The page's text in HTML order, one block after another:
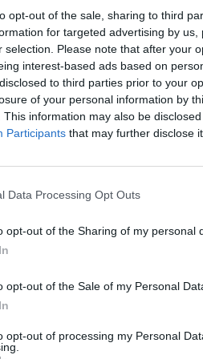
opt-out of the sale, sharing to third
for targeted advertising by
selection. Please note that after your
interest-based ads based on
to third parties prior to your
of your personal information by
This information may also be
Participants that may further disclose
Data Processing Opt Outs
opt-out of the Sharing of my personal
opt-out of the Sale of my Personal
opt-out of processing my Personal
vârstnice izolate în
doamnă!“
a interesat de cazul bătrânei.
de Pensii Alba şi a
mie mi s-a întâmplat să
asumat, am propus soluţii
dacă ascundem greşelile.
refer la cele dintr-o eroare
într-o instituţie cum este
de multe dosare, calcule,
să aibă un caracter
F. J. din judeţul Alba
neactualizată), este